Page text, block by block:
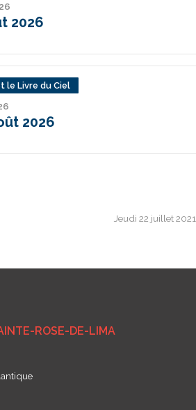
2026
le Livre du Ciel
2026
Jeudi 22 juillet
ROSE-DE-LIMA